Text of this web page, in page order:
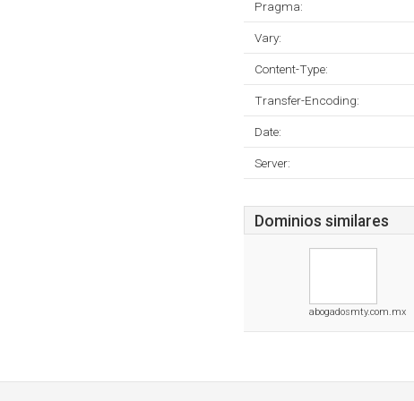
Pragma:
Vary:
Content-Type:
Transfer-Encoding:
Date:
Server:
Dominios similares
abogadosmty.com.mx